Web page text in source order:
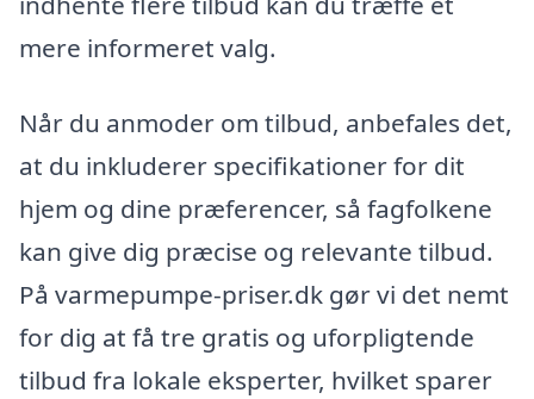
mere informeret valg.
Når du anmoder om tilbud, anbefales det,
at du inkluderer specifikationer for dit
hjem og dine præferencer, så fagfolkene
kan give dig præcise og relevante tilbud.
På varmepumpe-priser.dk gør vi det nemt
for dig at få tre gratis og uforpligtende
tilbud fra lokale eksperter, hvilket sparer